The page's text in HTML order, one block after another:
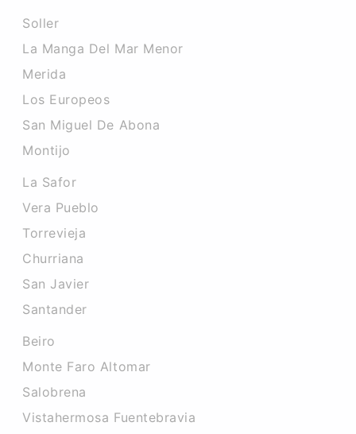
Soller
La Manga Del Mar Menor
Merida
Los Europeos
San Miguel De Abona
Montijo
La Safor
Vera Pueblo
Torrevieja
Churriana
San Javier
Santander
Beiro
Monte Faro Altomar
Salobrena
Vistahermosa Fuentebravia